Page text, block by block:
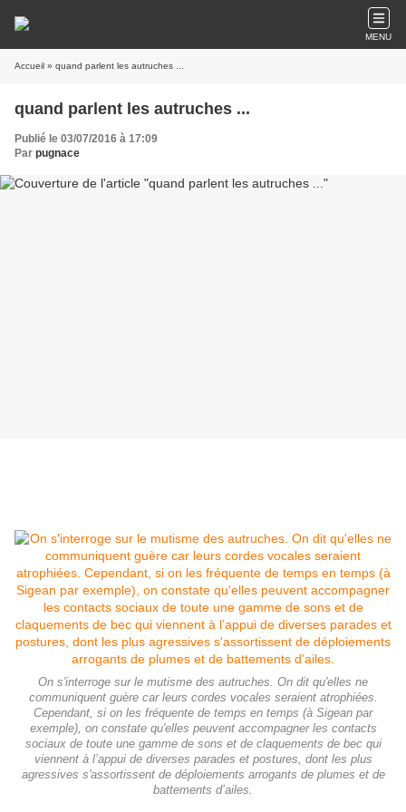
MENU
Accueil » quand parlent les autruches ...
quand parlent les autruches ...
Publié le 03/07/2016 à 17:09
Par pugnace
On s'interroge sur le mutisme des autruches. On dit qu'elles ne
communiquent guère car leurs cordes vocales seraient atrophiées.
Cependant, si on les fréquente de temps en temps (à Sigean par
exemple), on constate qu'elles peuvent accompagner les contacts
sociaux de toute une gamme de sons et de claquements de bec qui
viennent à l’appui de diverses parades et postures, dont les plus
agressives s'assortissent de déploiements arrogants de plumes et de
battements d’ailes.